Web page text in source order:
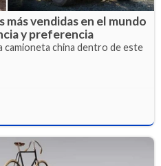
más vendidas en el mundo
y preferencia
camioneta china dentro de este